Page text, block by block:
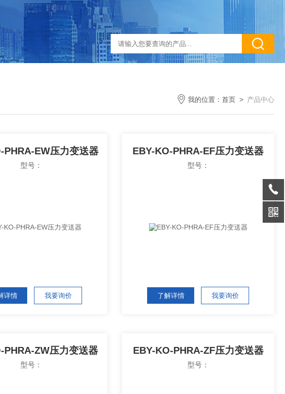
我的位置： 首页 > 产品中心
PHRA-EW压力变送器
型号：
详情 我要询价
EBY-KO-PHRA-EF压力变送器
型号：
了解详情 我要询价
PHRA-ZW压力变送器
型号：
EBY-KO-PHRA-ZF压力变送器
型号：